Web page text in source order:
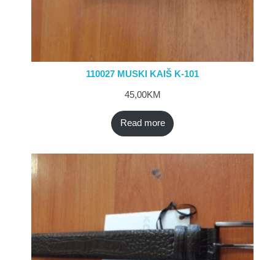
110027 MUSKI KAIŠ K-101
45,00KM
Read more